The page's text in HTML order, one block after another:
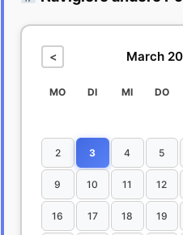
< March
MO DI MI DO
2 3 4 5
9 10 11 12
16 17 18 19